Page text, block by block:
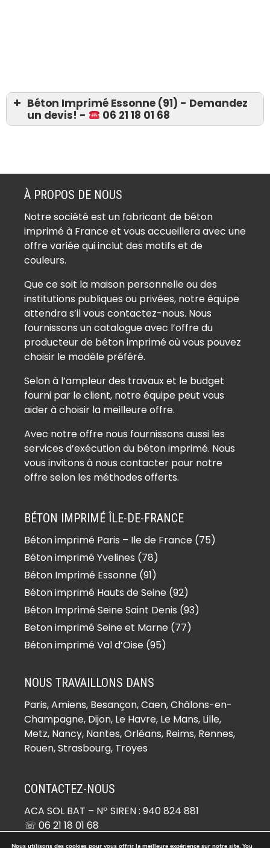
Béton Imprimé Essonne (91) - Demandez
un devis! -
06 21 18 01 68
Béton imprimé Abbéville-la-Rivière
(91150)
Béton imprimé Angerville (91670)
Béton imprimé Angervilliers (91470)
Béton imprimé Arpajon (91290)
Béton imprimé Arrancourt (91690)
Béton imprimé Authon-la-Plaine
(91410)
Béton imprimé Auvernaux (91830)
Béton imprimé Auvers-Saint-
Georges (91580)
Béton imprimé Avrainville (91630)
Béton imprimé Ballainvilliers (91160)
Béton imprimé Ballancourt-sur-
Béton imprimé Baulne (91590)
Béton imprimé Bièvres (91570)
Béton imprimé Blandy (91150)
Béton imprimé Bois-Herpin (91150)
Béton imprimé Boissy-la-Rivière
(91690)
Béton imprimé Boissy-le-Cutté
(91590)
Béton imprimé Boissy-le-Sec
(91870)
Béton imprimé Boissy-sous-Saint-
Yon (91790)
Béton imprimé Boullay-les-Troux
Béton imprimé Bouray-sur-Juine
(91850)
Béton imprimé Boussy-Saint-
Béton imprimé Boutigny-sur-
Essonne (91820)
Béton imprimé Bouville (91880)
À PROPOS DE NOUS
Notre société est un fabricant de béton
imprimé à France et vous accueillera avec une
offre variée qui inclut des motifs et de
couleurs.
Que ce soit la maison personnelle ou des
institutions publiques ou privées, notre équipe
attendra s’il vous contactez-nous. Nous
fournissons un catalogue avec l’offre du
producteur de béton imprimé où vous pouvez
choisir le modèle préféré.
Selon à l’ampleur des travaux et le budget
fourni par le client, notre équipe peut vous
aider à choisir la meilleure offre.
Avec notre offre nous fournissons aussi les
services d’exécution du béton imprimé. Nous
vous invitons à nous contacter pour notre
offre selon les méthodes offerts.
BÉTON IMPRIMÉ ÎLE-DE-FRANCE
Béton imprimé Paris – Ile de France (75)
Béton imprimé Yvelines (78)
Béton Imprimé Essonne (91)
Béton imprimé Hauts de Seine (92)
Béton Imprimé Seine Saint Denis (93)
Beton imprimé Seine et Marne (77)
Béton imprimé Val d’Oise (95)
NOUS TRAVAILLONS DANS
Paris,Amiens, Besançon, Caen, Châlons-en-
Champagne, Dijon, Le Havre, Le Mans, Lille,
Metz, Nancy, Nantes, Orléans, Reims, Rennes,
Rouen, Strasbourg, Troyes
CONTACTEZ-NOUS
ACA SOL BAT – Nº SIREN : 940 824 881
☏ 06 21 18 01 68
Nous utilisons des cookies pour vous offrir la meilleure expérience sur notre site. You